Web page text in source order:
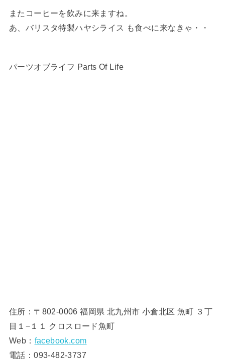
またコーヒーを飲みに来ますね。
あ、バリスタ特製ハヤシライス も食べに来なきゃ・・
パーツオブライフ Parts Of Life
住所： 〒802-0006 福岡県 北九州市 小倉北区 魚町 ３丁
目１−１１ クロスロード魚町
Web： facebook.com
電話：093-482-3737